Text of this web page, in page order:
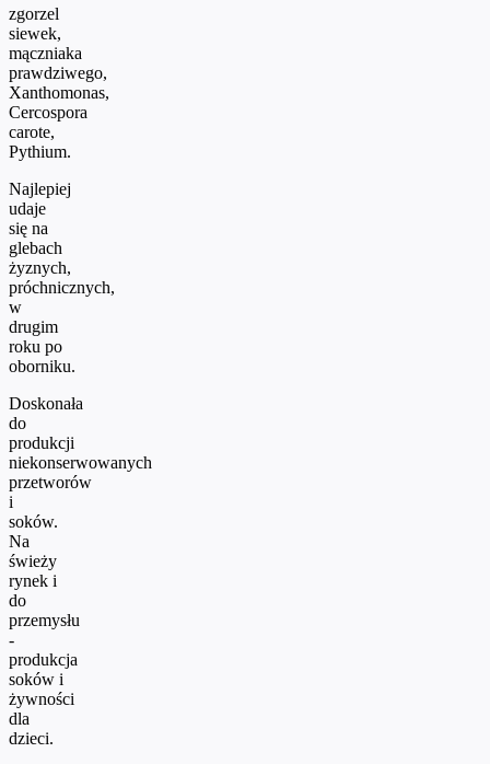
zgorzel
siewek,
mączniaka
prawdziwego,
Xanthomonas,
Cercospora
carote,
Pythium.
Najlepiej
udaje
się na
glebach
żyznych,
próchnicznych,
w
drugim
roku po
oborniku.
Doskonała
do
produkcji
niekonserwowanych
przetworów
i
soków.
Na
świeży
rynek i
do
przemysłu
-
produkcja
soków i
żywności
dla
dzieci.